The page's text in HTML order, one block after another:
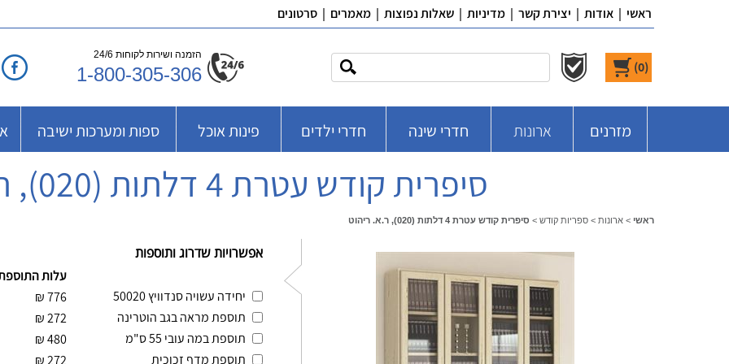
ראשי | אודות | יצירת קשר | מדיניות | שאלות נפוצות | מאמרים | סרטונים
(
0
)
הזמנה ושירות לקוחות 24/6
1-800-305-306
מזרנים ארונות חדרי שינה חדרי ילדים פינות אוכל ספות ומערכות ישיבה
סיפרית קודש עטרת 4 דלתות (020), ר.א. ריהוט
ראשי > ארונות > ספריות קודש > סיפרית קודש עטרת 4 דלתות (020), ר.א. ריהוט
אפשרויות שדרוג ותוספות
עלות
יחידה עשויה סנדוויץ 50020
776
₪
תוספת מראה בגב הוטרינה
272
₪
תוספת במה עובי 55 ס"מ
480
₪
תוספת מדף זכוכית
272
₪